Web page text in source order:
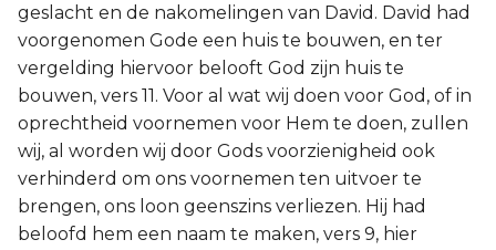
geslacht en de nakomelingen van David. David had
voorgenomen Gode een huis te bouwen, en ter
vergelding hiervoor belooft God zijn huis te
bouwen, vers 11. Voor al wat wij doen voor God, of in
oprechtheid voornemen voor Hem te doen, zullen
wij, al worden wij door Gods voorzienigheid ook
verhinderd om ons voornemen ten uitvoer te
brengen, ons loon geenszins verliezen. Hij had
beloofd hem een naam te maken, vers 9, hier